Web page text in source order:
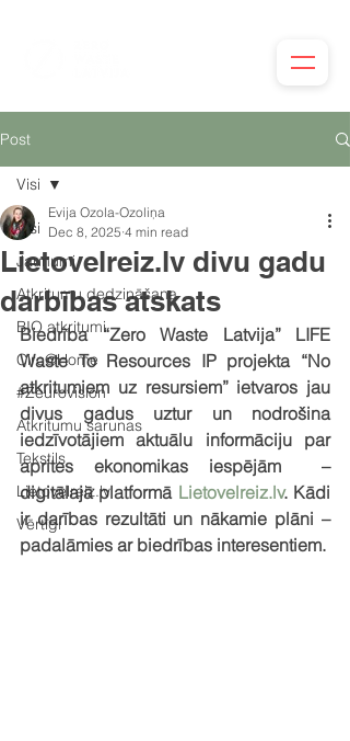
Post
Visi
Jaunumi
Atkritumu dedzināšana
BIO atkritumi
Circ@Home
#Zeurovision
Atkritumu sarunas
Tekstils
Lietovelreiz.lv
Vērtīgi
Visi
Lietovelreiz.lv divu gadu
darbības atskats
Evija Ozola-Ozoliņa
Dec 8, 2025 4 min read
Biedrība “Zero Waste Latvija” LIFE
Waste To Resources IP projekta “No
atkritumiem uz resursiem” ietvaros jau
divus gadus uztur un nodrošina
iedzīvotājiem aktuālu informāciju par
aprites ekonomikas iespējām  –
digitālajā platformā Lietovelreiz.lv. Kādi
ir darības rezultāti un nākamie plāni –
padalāmies ar biedrības interesentiem.